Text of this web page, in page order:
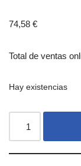
74,58 €
Total de ventas
Hay existencias